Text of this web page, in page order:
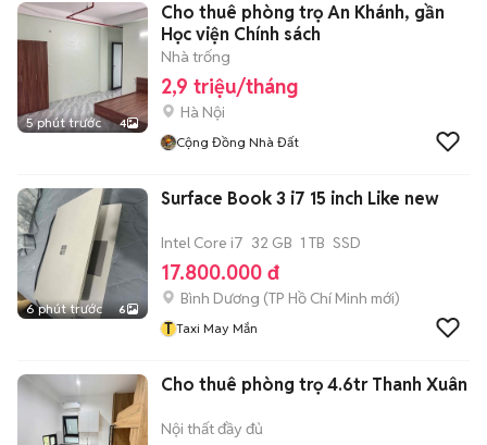
5 phút trước 4
Cho thuê phòng trọ An Khánh, gần
Học viện Chính sách
Nhà trống
2,9 triệu/tháng
Hà Nội
Cộng Đồng Nhà Đất
6 phút trước 6
Surface Book 3 i7 15 inch Like new
Intel Core i7 32 GB 1 TB SSD
17.800.000 đ
Bình Dương (TP Hồ Chí Minh mới)
T Taxi May Mắn
Cho thuê phòng trọ 4.6tr Thanh Xuân
Nội thất đầy đủ